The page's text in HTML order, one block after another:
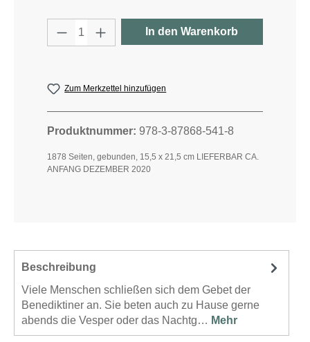
Produkt Anzahl: Gib den
In den Warenkorb
Zum Merkzettel hinzufügen
Produktnummer: 978-3-87868-541-8
1878 Seiten, gebunden, 15,5 x 21,5 cm LIEFERBAR CA.
ANFANG DEZEMBER 2020
Beschreibung
Viele Menschen schließen sich dem Gebet der
Benediktiner an. Sie beten auch zu Hause gerne
abends die Vesper oder das Nachtg… Mehr